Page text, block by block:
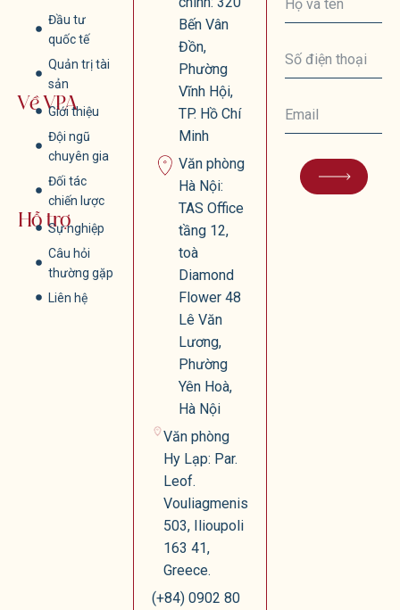
Đầu tư
quốc tế
Quản trị tài
sản
Về VPA
Giới thiệu
Đội ngũ
chuyên gia
Đối tác
chiến lược
Hỗ trợSự nghiệp
Câu hỏi
thường gặp
Liên hệ
Bến Vân
Đồn,
Phường
Vĩnh Hội,
TP. Hồ Chí
Minh
Văn phòng
Hà Nội:
TAS Office
tầng 12,
toà
Diamond
Flower 48
Lê Văn
Lương,
Phường
Yên Hoà,
Hà Nội
Văn phòng
Hy Lạp: Par.
Leof.
Vouliagmenis
503, Ilioupoli
163 41,
Greece.
(+84) 0902 80